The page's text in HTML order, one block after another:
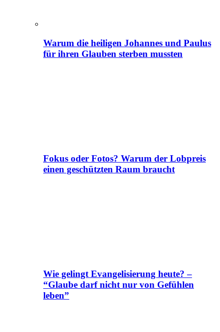
Warum die heiligen Johannes und Paulus
für ihren Glauben sterben mussten
Fokus oder Fotos? Warum der Lobpreis
einen geschützten Raum braucht
Wie gelingt Evangelisierung heute? –
“Glaube darf nicht nur von Gefühlen
leben”